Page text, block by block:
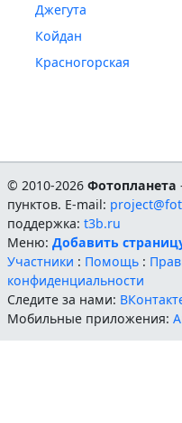
Джегута
Койдан
Красногорская
© 2010-2026Фотопланета
пунктов. E-mail:
поддержка:t3b.ru
Меню:Добавить
Участники : Помощь :
конфиденциальности
Следите за нами:
Мобильные приложения: